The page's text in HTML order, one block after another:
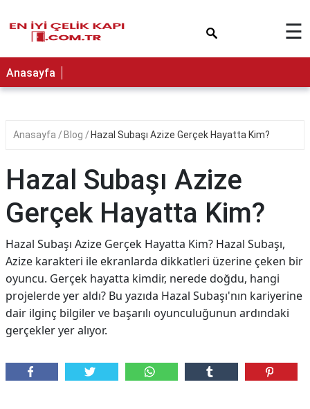
☰
Anasayfa
Anasayfa Blog Hazal Subaşı Azize Gerçek Hayatta Kim?
Hazal Subaşı Azize
Gerçek Hayatta Kim?
Hazal Subaşı Azize Gerçek Hayatta Kim? Hazal Subaşı,
Azize karakteri ile ekranlarda dikkatleri üzerine çeken bir
oyuncu. Gerçek hayatta kimdir, nerede doğdu, hangi
projelerde yer aldı? Bu yazıda Hazal Subaşı'nın kariyerine
dair ilginç bilgiler ve başarılı oyunculuğunun ardındaki
gerçekler yer alıyor.